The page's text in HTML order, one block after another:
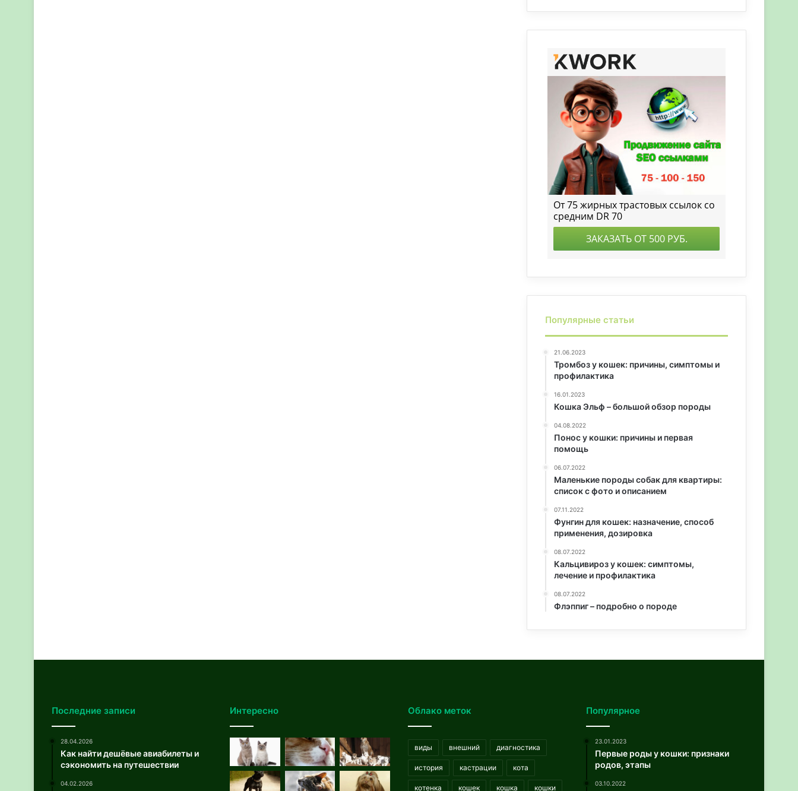
Популярные статьи
21.06.2023
Тромбоз у кошек: причины, симптомы и
профилактика
16.01.2023
Кошка Эльф – большой обзор породы
04.08.2022
Понос у кошки: причины и первая
помощь
06.07.2022
Маленькие породы собак для квартиры:
список с фото и описанием
07.11.2022
Фунгин для кошек: назначение, способ
применения, дозировка
08.07.2022
Кальцивироз у кошек: симптомы,
лечение и профилактика
08.07.2022
Флэппиг – подробно о породе
Последние записи
28.04.2026
Как найти дешёвые авиабилеты и
сэкономить на путешествии
04.02.2026
Интересно Облако меток
виды внешний диагностика
история кастрации кота
котенка кошек кошка кошки
Популярное
23.01.2023
Первые роды у кошки: признаки
родов, этапы
03.10.2022